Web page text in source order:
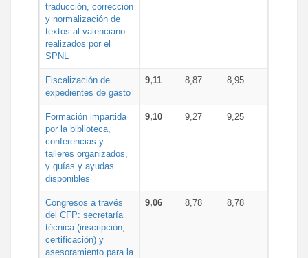
traducción, corrección
y normalización de
textos al valenciano
realizados por el
SPNL
Fiscalización de
expedientes de gasto
9,11 8,87 8,95
Formación impartida
por la biblioteca,
conferencias y
talleres organizados,
y guías y ayudas
disponibles
9,10 9,27 9,25
Congresos a través
del CFP: secretaría
técnica (inscripción,
certificación) y
asesoramiento para la
9,06 8,78 8,78